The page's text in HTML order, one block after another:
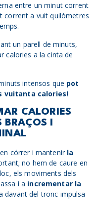
entre un minut corrent
corrent a vuit quilòmetres
un parell de minuts,
calories a la cinta de
intensos que pot
vuitanta calories!
CALORIES
BRAÇOS I
en córrer i mantenir la
no hem de caure en
els moviments dels
i a incrementar la
davant del tronc impulsa